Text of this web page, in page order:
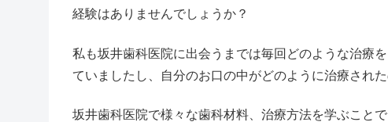
経験はありませんでしょうか？
私も坂井歯科医院に出会うまでは毎回どのような治療
ていましたし、自分のお口の中がどのように治療され
坂井歯科医院で様々な歯科材料、治療方法を学ぶこと